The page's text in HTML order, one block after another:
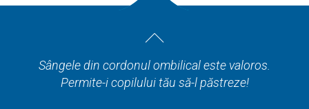
Sângele din cordonul ombilical este valoros.
Permite-i copilului tău să-l păstreze!